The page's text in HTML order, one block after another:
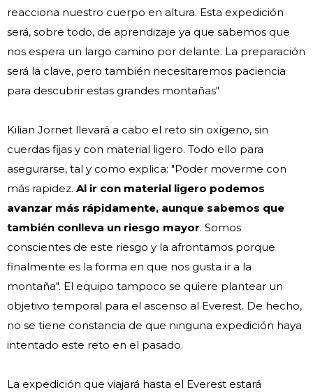
reacciona nuestro cuerpo en altura. Esta expedición
será, sobre todo, de aprendizaje ya que sabemos que
nos espera un largo camino por delante. La preparación
será la clave, pero también necesitaremos paciencia
para descubrir estas grandes montañas"
Kilian Jornet llevará a cabo el reto sin oxígeno, sin
cuerdas fijas y con material ligero. Todo ello para
asegurarse, tal y como explica: "Poder moverme con
más rapidez. Al ir con material ligero podemos
avanzar más rápidamente, aunque sabemos que
también conlleva un riesgo mayor. Somos
conscientes de este riesgo y la afrontamos porque
finalmente es la forma en que nos gusta ir a la
montaña". El equipo tampoco se quiere plantear un
objetivo temporal para el ascenso al Everest. De hecho,
no se tiene constancia de que ninguna expedición haya
intentado este reto en el pasado.
La expedición que viajará hasta el Everest estará